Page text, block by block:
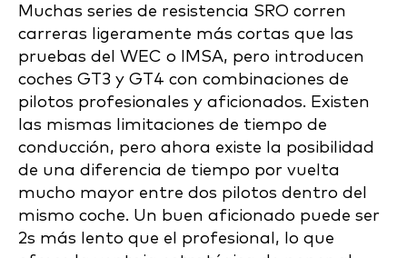
Muchas series de resistencia SRO corren
carreras ligeramente más cortas que las
pruebas del WEC o IMSA, pero introducen
coches GT3 y GT4 con combinaciones de
pilotos profesionales y aficionados. Existen
las mismas limitaciones de tiempo de
conducción, pero ahora existe la posibilidad
de una diferencia de tiempo por vuelta
mucho mayor entre dos pilotos dentro del
mismo coche. Un buen aficionado puede ser
2s más lento que el profesional, lo que